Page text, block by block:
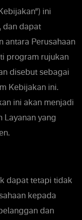
ini
dan dapat
antara Perusahaan
program rujukan
disebut sebagai
Kebijakan ini.
ini akan menjadi
Layanan yang
dapat tetapi tidak
kepada
dan